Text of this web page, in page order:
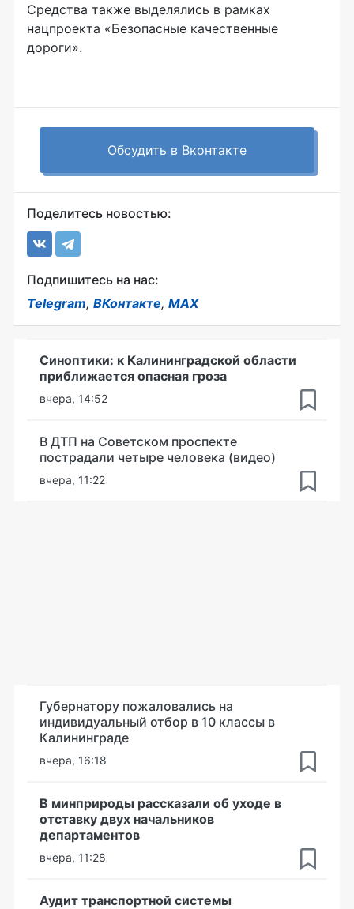
Средства также выделялись в рамках
нацпроекта «Безопасные качественные
дороги».
Обсудить в Вконтакте
Поделитесь новостью:
Подпишитесь на нас:
Telegram, ВКонтакте, MAX
Синоптики: к Калининградской области
приближается опасная гроза
вчера, 14:52
В ДТП на Советском проспекте
пострадали четыре человека (видео)
вчера, 11:22
Губернатору пожаловались на
индивидуальный отбор в 10 классы в
Калининграде
вчера, 16:18
В минприроды рассказали об уходе в
отставку двух начальников
департаментов
вчера, 11:28
Аудит транспортной системы